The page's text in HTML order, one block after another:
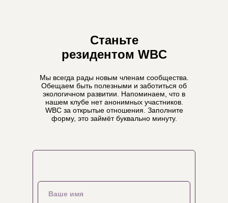
Станьте
резидентом WBС
Мы всегда рады новым членам сообщества.
Обещаем быть полезными и заботиться об
экологичном развитии. Напоминаем, что в
нашем клубе нет анонимных участников.
WBC за открытые отношения. Заполните
форму, это займёт буквально минуту.